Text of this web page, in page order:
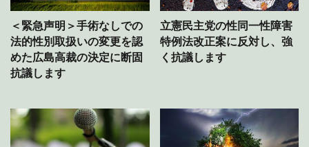
＜緊急声明＞手術なしでの
法的性別取扱いの変更を認
めた広島高裁の決定に断固
抗議します
立憲民主党の性同一性障害
特例法改正案に反対し、強
く抗議します